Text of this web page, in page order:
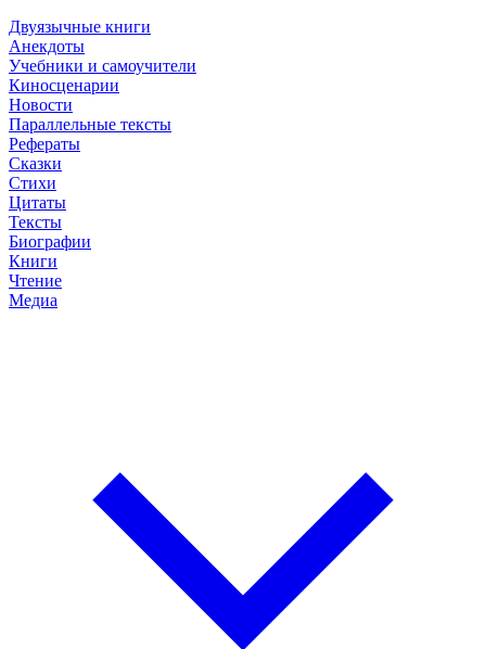
Двуязычные книги
Анекдоты
Учебники и самоучители
Киносценарии
Новости
Параллельные тексты
Рефераты
Сказки
Стихи
Цитаты
Тексты
Биографии
Книги
Чтение
Медиа